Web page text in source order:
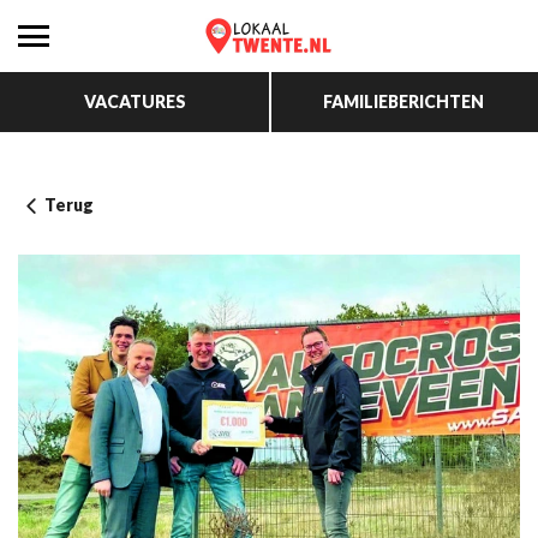
VACATURES FAMILIEBERICHTEN
Terug